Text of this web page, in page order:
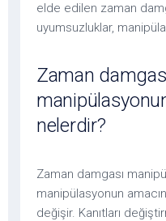
elde edilen zaman
uyumsuzluklar,
Zaman
nelerdir?
Zaman damgası
manipülasyonun
değişir. Kanıtları